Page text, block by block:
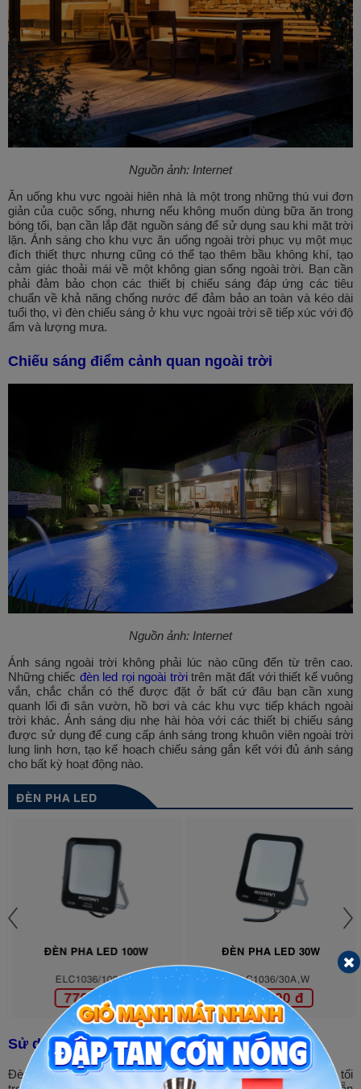
Nguồn ảnh: Internet
Ăn uống khu vực ngoài hiên nhà là một trong những thú vui đơn
giản của cuộc sống, nhưng nếu không muốn dùng bữa ăn trong
bóng tối, bạn cần lắp đặt nguồn sáng để sử dụng sau khi mặt trời
lặn. Ánh sáng cho khu vực ăn uống ngoài trời phục vụ một mục
đích thiết thực nhưng cũng có thể tạo thêm bầu không khí, tạo
cảm giác thoải mái về một không gian sống ngoài trời. Bạn cần
phải đảm bảo chọn các thiết bị chiếu sáng đáp ứng các tiêu
chuẩn về khả năng chống nước để đảm bảo an toàn và kéo dài
tuổi thọ, vì đèn chiếu sáng ở khu vực ngoài trời sẽ tiếp xúc với độ
ẩm và lượng mưa.
Chiếu sáng điểm cảnh quan ngoài trời
Nguồn ảnh: Internet
Ánh sáng ngoài trời không phải lúc nào cũng đến từ trên cao.
Những chiếc đèn led rọi ngoài trờitrên mặt đất với thiết kế vuông
vắn, chắc chắn có thể được đặt ở bất cứ đâu bạn cần xung
quanh lối đi sân vườn, hồ bơi và các khu vực tiếp khách ngoài
trời khác. Ánh sáng dịu nhẹ hài hòa với các thiết bị chiếu sáng
được sử dụng để cung cấp ánh sáng trong khuôn viên ngoài trời
lung linh hơn, tạo kế hoạch chiếu sáng gắn kết với đủ ánh sáng
cho bất kỳ hoạt động nào.
ĐÈN PHA LED
ĐÈN PHA LED 100W
ELC1036/100A,W
770.000 đ
ĐÈN PHA LED 30W
ELC1036/30A,W
313.500 đ
Sử dụng đèn led dây
Đèn led dây trang trí trên cây có thể biến những khu vực, góc tối